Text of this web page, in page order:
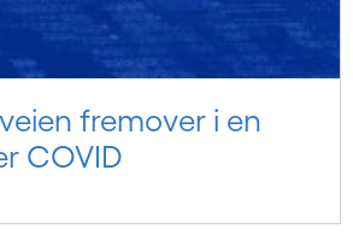
fremover i en
COVID